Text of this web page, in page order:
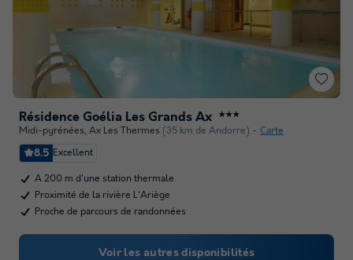
Résidence Goélia Les Grands Ax ★★★
Midi-pyrénées, Ax Les Thermes (35 km de Andorre) Carte
8.5 Excellent
A 200 m d'une station thermale
Proximité de la rivière L'Ariège
Proche de parcours de randonnées
Voir les autres disponibilités